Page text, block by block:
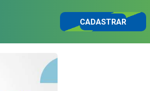
CADASTRAR